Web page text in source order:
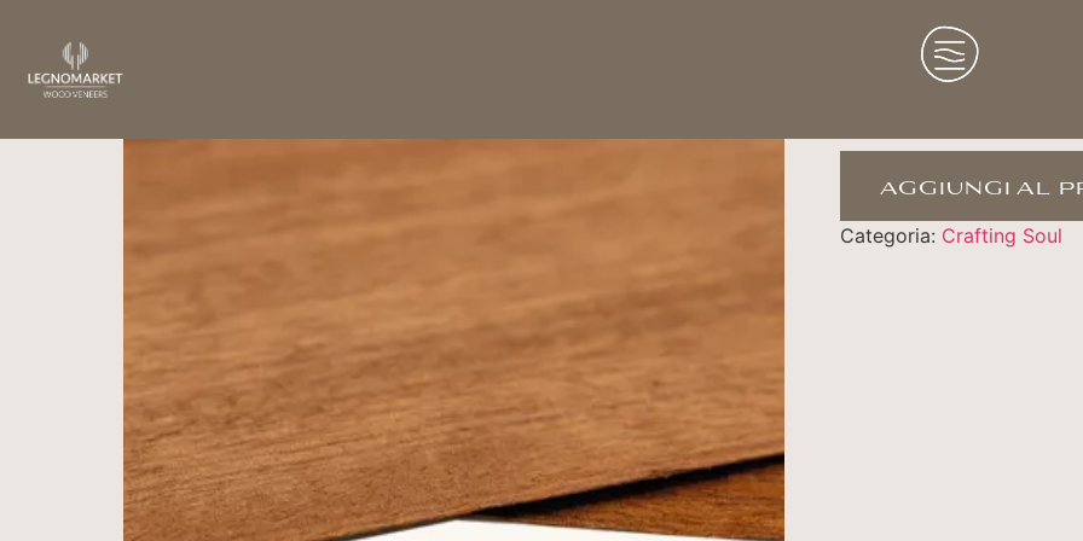
MAKORE
aggiungi al
Categoria: Crafting Soul